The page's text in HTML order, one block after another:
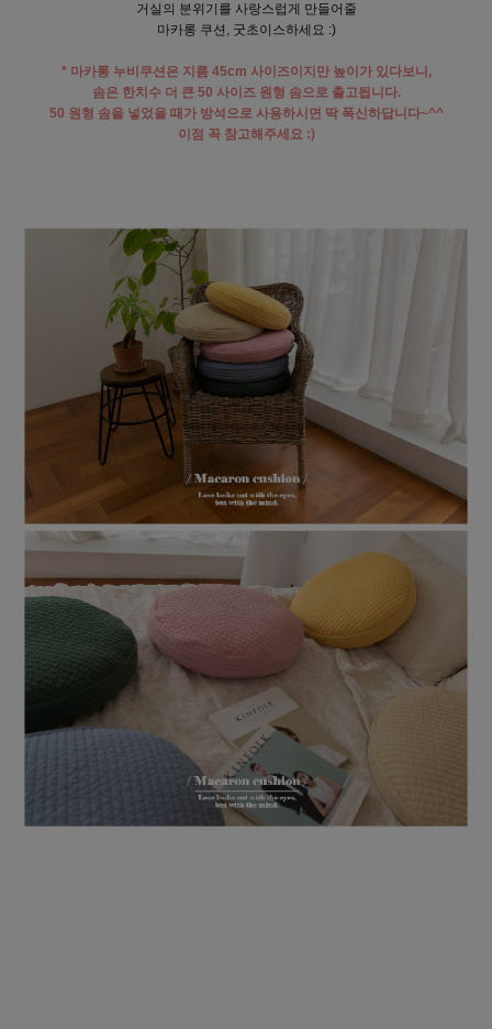
거실의 분위기를 사랑스럽게 만들어줄
마카롱 쿠션, 굿초이스하세요 :)
* 마카롱 누비쿠션은 지름 45cm 사이즈이지만 높이가 있다보니,
솜은 한치수 더 큰 50 사이즈 원형 솜으로 출고됩니다.
50 원형 솜을 넣었을 때가 방석으로 사용하시면 딱 폭신하답니다~^^
이점 꼭 참고해주세요 :)